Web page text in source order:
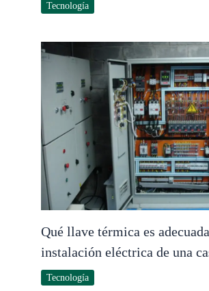
Tecnología
Qué llave térmica es
instalación eléctrica de una
Tecnología